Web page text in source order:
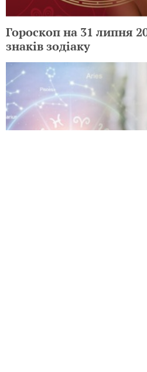
Гороскоп на 31 липня
знаків зодіаку